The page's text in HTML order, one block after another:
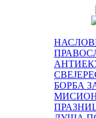
БОРБА